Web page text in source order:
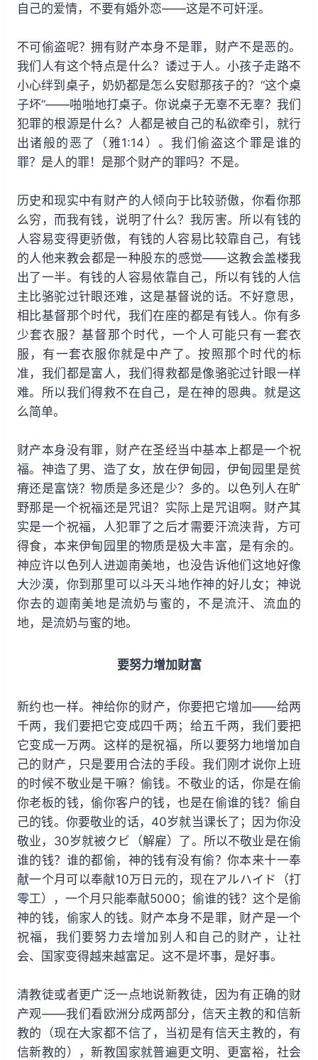
自己的爱情，不要有婚外恋——这是不可奸淫。
不可偷盗呢？拥有财产本身不是罪，财产不是恶的。
我们人有这个特点是什么？诿过于人。小孩子走路不
小心绊到桌子，奶奶都是怎么安慰那孩子的？“这个桌
子坏”——啪啪地打桌子。你说桌子无辜不无辜？我们
犯罪的根源是什么？人都是被自己的私欲牵引，就行
出诸般的恶了（雅1:14）。我们偷盗这个罪是谁的
罪？是人的罪！是那个财产的罪吗？不是。
历史和现实中有财产的人倾向于比较骄傲，你看你那
么穷，而我有钱，说明了什么？我厉害。所以有钱的
人容易变得更骄傲，有钱的人容易比较靠自己，有钱
的人他来教会都是一种股东的感觉——这教会盖楼我
出了一半。有钱的人容易依靠自己，所以有钱的人信
主比骆驼过针眼还难，这是基督说的话。不好意思，
相比基督那个时代，我们在座的都是有钱人。你有多
少套衣服？基督那个时代，一个人可能只有一套衣
服，有一套衣服你就是中产了。按照那个时代的标
准，我们都是富人，我们得救都是像骆驼过针眼一样
难。所以我们得救不在自己，是在神的恩典。就是这
么简单。
财产本身没有罪，财产在圣经当中基本上都是一个祝
福。神造了男、造了女，放在伊甸园，伊甸园里是贫
瘠还是富饶？物质是多还是少？多的。以色列人在旷
野那是一个祝福还是咒诅？实际上是咒诅啊。财产其
实是一个祝福，人犯罪了之后才需要汗流浃背，方可
得食，本来伊甸园里的物质是极大丰富，是有余的。
神应许以色列人进迦南美地，也没告诉他们这地好像
大沙漠，你到那里可以斗天斗地作神的好儿女；神说
你去的迦南美地是流奶与蜜的，不是流汗、流血的
地，是流奶与蜜的地。
要努力增加财富
新约也一样。神给你的财产，你要把它增加——给两
千两，我们要把它变成四千两；给五千两，我们要把
它变成一万两。这样的是祝福，所以要努力地增加自
己的财产，只是要用合法的手段。我们刚才说你上班
的时候不敬业是干嘛？偷钱。不敬业的话，你是在偷
你老板的钱，偷你客户的钱，也是在偷谁的钱？偷自
己的钱。你要敬业的话，40岁就当课长了；因为你没
敬业，30岁就被クビ（解雇）了。所以不敬业是在偷
谁的钱？谁的都偷，神的钱有没有偷？你本来十一奉
献一个月可以奉献10万日元的，现在アルハイド（打
零工），一个月只能奉献5000；偷谁的钱？这个是偷
神的钱，偷家人的钱。财产本身不是罪，财产是一个
祝福，我们要努力去增加别人和自己的财产，让社
会、国家变得越来越富足。这不是坏事，是好事。
清教徒或者更广泛一点地说新教徒，因为有正确的财
产观——我们看欧洲分成两部分，信天主教的和信新
教的（现在大家都不信了，当初是有信天主教的，有
信新教的），新教国家就普遍更文明、更富裕，社会